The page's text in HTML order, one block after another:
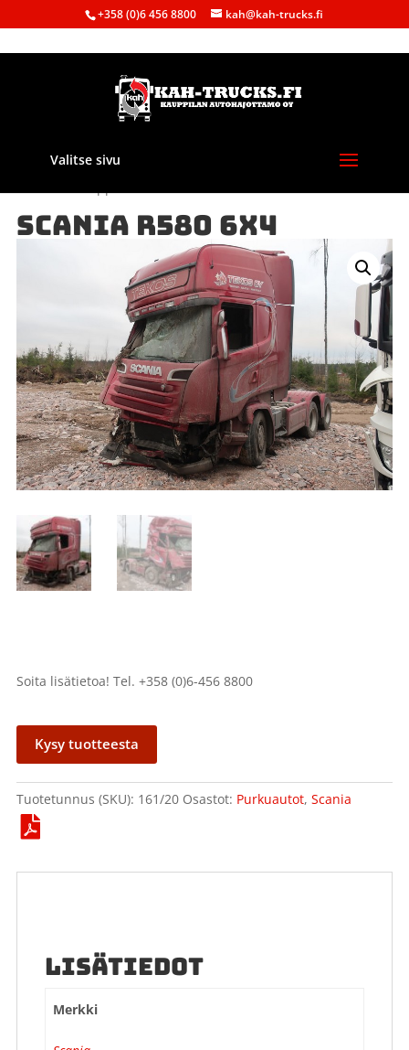
+358 (0)6 456 8800 kah@kah-trucks.fi
Valitse sivu
SCANIA R580 6X4
Soita lisätietoa! Tel. +358 (0)6-456 8800
Kysy tuotteesta
Tuotetunnus (SKU): 161/20 Osastot: Purkuautot, Scania
LISÄTIEDOT
Merkki